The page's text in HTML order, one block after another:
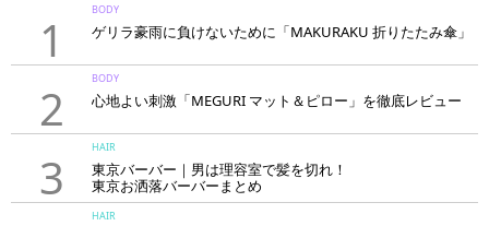
1
BODY
ゲリラ豪雨に負けないために「MAKURAKU 折りたたみ傘」
2
BODY
心地よい刺激「MEGURI マット＆ピロー」を徹底レビュー
3
HAIR
東京バーバー｜男は理容室で髪を切れ！
東京お洒落バーバーまとめ
HAIR